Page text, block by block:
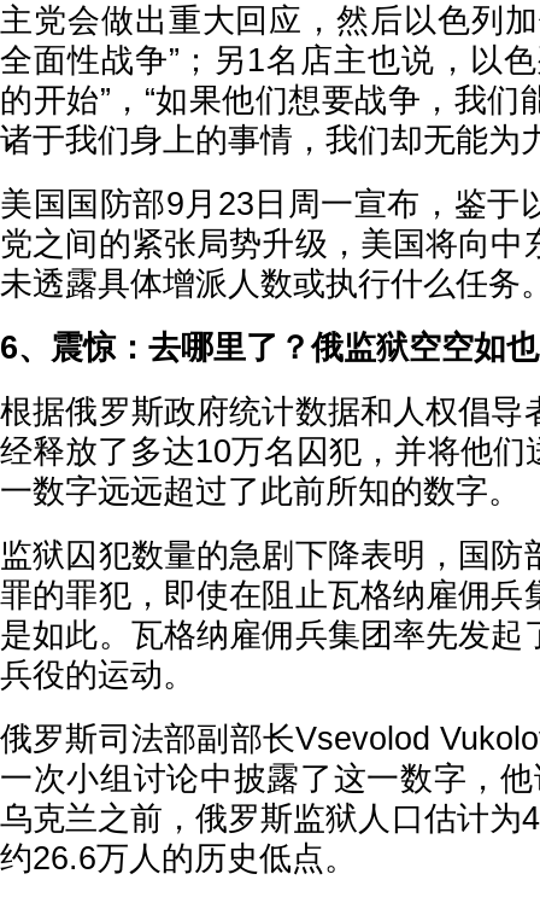
主党会做出重大回应，然后以色列
全面性战争”；另1名店主也说，以
的开始”，“如果他们想要战争，我们
诸于我们身上的事情，我们却无能为
美国国防部9月23日周一宣布，鉴于
党之间的紧张局势升级，美国将向中
未透露具体增派人数或执行什么任务
6、震惊：去哪里了？俄监狱空空如也
根据俄罗斯政府统计数据和人权倡导
经释放了多达10万名囚犯，并将他们
一数字远远超过了此前所知的数字。
监狱囚犯数量的急剧下降表明，国防
罪的罪犯，即使在阻止瓦格纳雇佣兵
是如此。瓦格纳雇佣兵集团率先发起
兵役的运动。
俄罗斯司法部副部长Vsevolod
一次小组讨论中披露了这一数字，
乌克兰之前，俄罗斯监狱人口估计为
约26.6万人的历史低点。